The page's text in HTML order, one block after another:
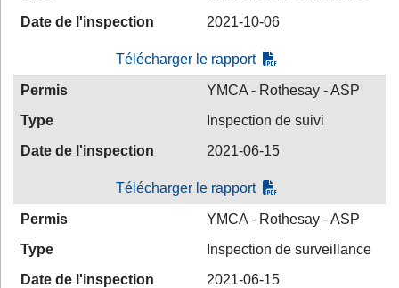
Date de l'inspection
2021-10-06
Télécharger le rapport
Permis
YMCA - Rothesay - ASP
Type
Inspection de suivi
Date de l'inspection
2021-06-15
Télécharger le rapport
Permis
YMCA - Rothesay - ASP
Type
Inspection de surveillance
Date de l'inspection
2021-06-15